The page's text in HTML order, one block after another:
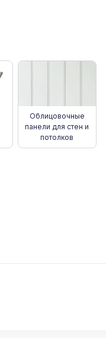
Облицовочные
панели для стен и
потолков